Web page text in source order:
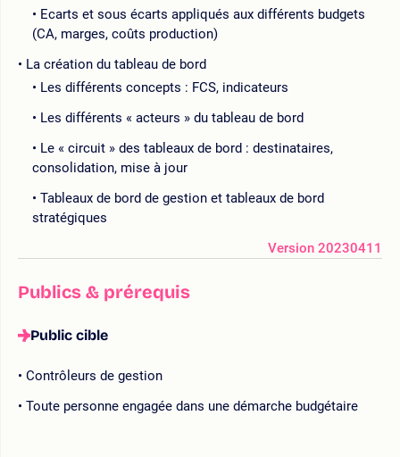
Ecarts et sous écarts appliqués aux différents budgets
(CA, marges, coûts production)
La création du tableau de bord
Les différents concepts : FCS, indicateurs
Les différents « acteurs » du tableau de bord
Le « circuit » des tableaux de bord : destinataires,
consolidation, mise à jour
Tableaux de bord de gestion et tableaux de bord
stratégiques
Version 20230411
Publics & prérequis
Public cible
Contrôleurs de gestion
Toute personne engagée dans une démarche budgétaire